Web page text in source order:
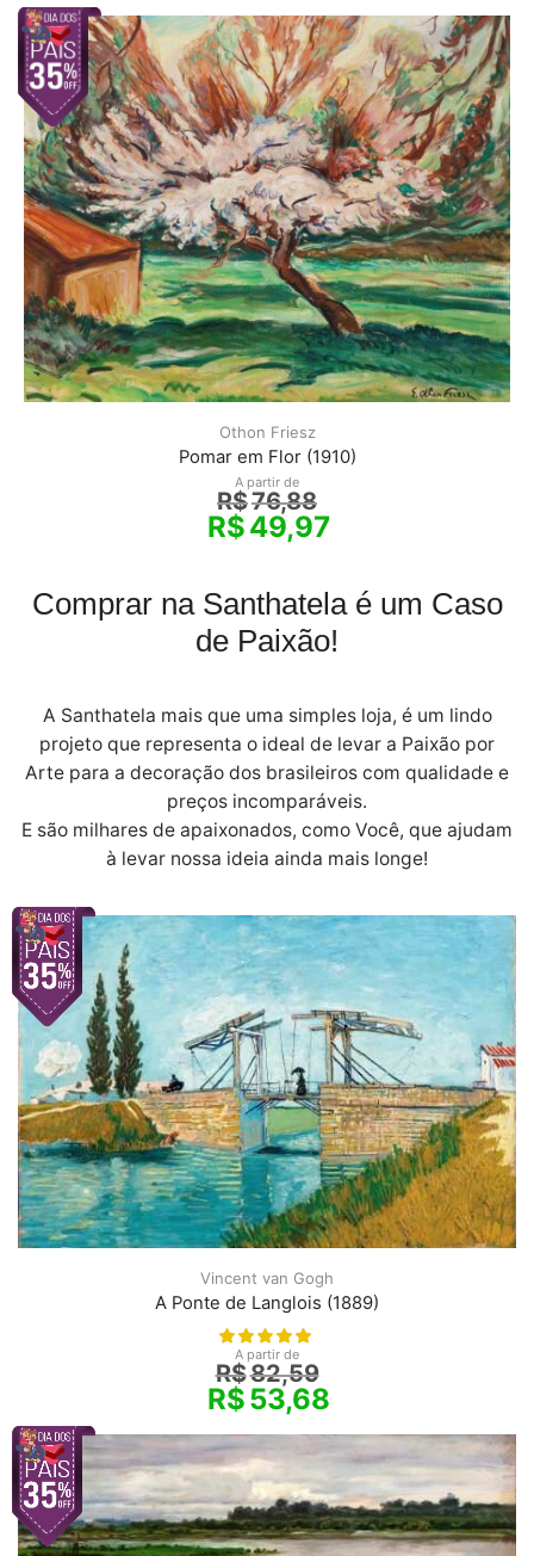
Othon Friesz
Pomar em Flor (1910)
A partir de
R$76,88
R$49,97
Comprar na Santhatela é um Caso
de Paixão!
A Santhatela mais que uma simples loja, é um lindo
projeto que representa o ideal de levar a Paixão por
Arte para a decoração dos brasileiros com qualidade e
preços incomparáveis.
E são milhares de apaixonados, como Você, que ajudam
à levar nossa ideia ainda mais longe!
Vincent van Gogh
A Ponte de Langlois (1889)
A partir de
R$82,59
R$53,68